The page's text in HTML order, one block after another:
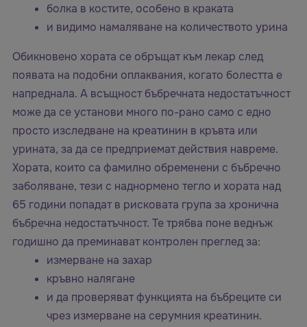
болка в костите, особено в краката
и видимо намаляване на количеството урина
Обикновено хората се обръщат към лекар след
появата на подобни оплаквания, когато болестта е
напреднала. А всъщност бъбречната недостатъчност
може да се установи много по-рано само с едно
просто изследване на креатинин в кръвта или
урината, за да се предприемат действия навреме.
Хората, които са фамилно обременени с бъбречно
заболяване, тези с наднормено тегло и хората над
65 години попадат в рисковата група за хронична
бъбречна недостатъчност. Те трябва поне веднъж
годишно да преминават контролен преглед за:
измерване на захар
кръвно налягане
и да проверяват функцията на бъбреците си
чрез измерване на серумния креатинин.